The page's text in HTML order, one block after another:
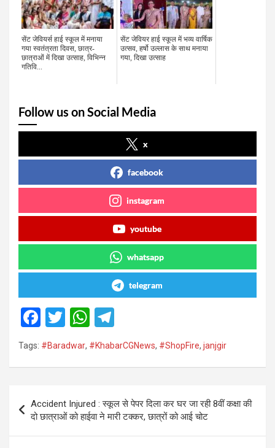
सेंट जेवियर्स हाई स्कूल में मनाया
गया स्वतंत्रता दिवस, छात्र-
छात्राओं में दिखा उत्साह, विभिन्न
गतिवि...
सेंट जेवियर हाई स्कूल में भव्य वार्षिक
उत्सव, हर्षो उल्लास के साथ मनाया
गया, दिखा उत्साह
Follow us on Social Media
x
facebook
instagram
youtube
whatsapp
telegram
F
a
ce
o
o
k
T
wi
tt
W
h
at
A
p
p
el
e
a
m
Tags: #Baradwar, #KhabarCGNews, #ShopFire, janjgir
navigation
Accident Injured : स्कूल से पेपर दिला कर घर जा रही 8वीं कक्षा की
दो छात्राओं को हाईवा ने मारी टक्कर, छात्रों को आई चोट